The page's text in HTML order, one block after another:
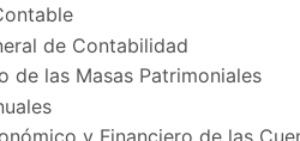
de Contabilidad
de las Masas Patrimoniales